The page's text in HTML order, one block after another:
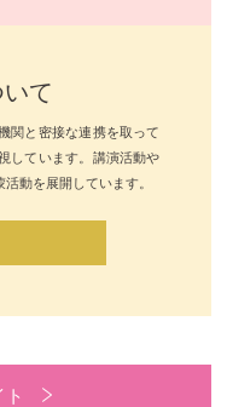
て
関と密接な連携を取って
しています。講演活動や
動を展開しています。